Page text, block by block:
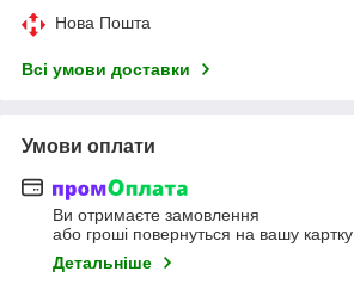
Нова Пошта
Всі умови доставки
Умови оплати
Ви отримаєте замовлення
або гроші повернуться на вашу картку
Детальніше